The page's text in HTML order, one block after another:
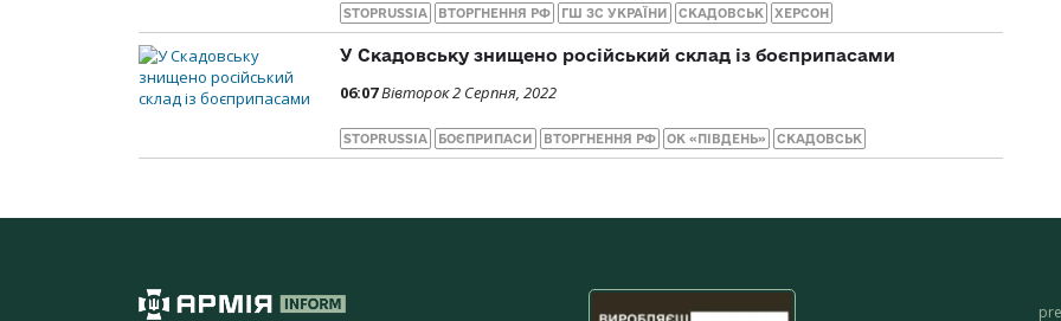
STOPRUSSIA ВТОРГНЕННЯ РФ ГШ ЗС УКРАЇНИ СКАДОВСЬК ХЕРСОН
У Скадовську знищено російський склад із боєприпасами
06:07Вівторок 2 Серпня, 2022
STOPRUSSIA БОЄПРИПАСИ ВТОРГНЕННЯ РФ ОК «ПІВДЕНЬ» СКАДОВСЬК